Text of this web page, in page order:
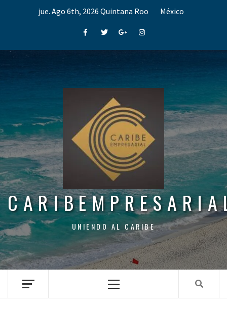
jue. Ago 6th, 2026 Quintana Roo México
FacebookTwitterGoogle+Instagram
UNIENDO AL CARIBE
Menu